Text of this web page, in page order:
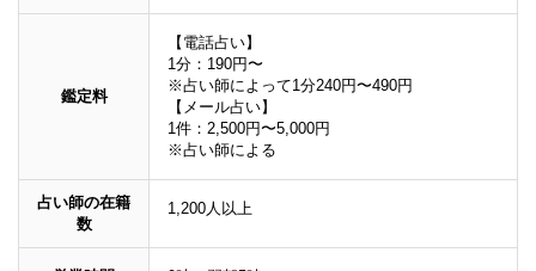
鑑定料
【電話占い】
1分：190円〜
※占い師によって1分240円〜490円
【メール占い】
1件：2,500円〜5,000円
※占い師による
占い師の在籍
数
1,200人以上